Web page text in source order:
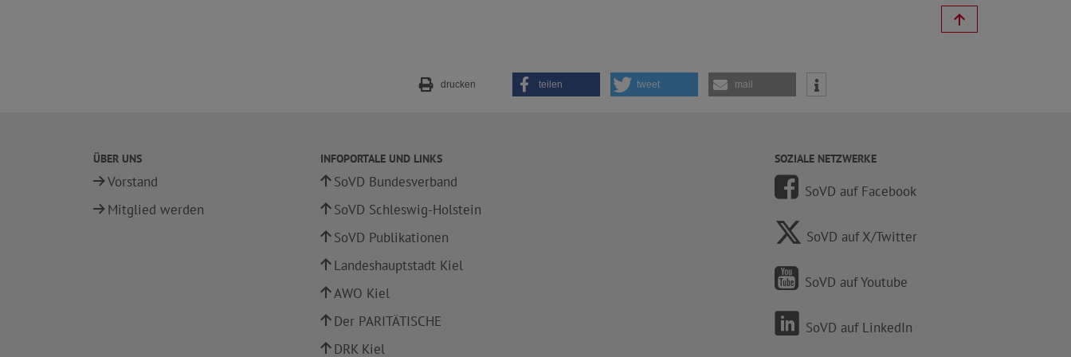
drucken teilen tweet mail
ÜBER UNS
Vorstand
Mitglied werden
INFOPORTALE UND LINKS
SoVD Bundesverband
SoVD Schleswig-Holstein
SoVD Publikationen
Landeshauptstadt Kiel
AWO Kiel
Der PARITÄTISCHE
DRK Kiel
SOZIALE NETZWERKE
SoVD auf Facebook
SoVD auf X/Twitter
SoVD auf Youtube
SoVD auf LinkedIn